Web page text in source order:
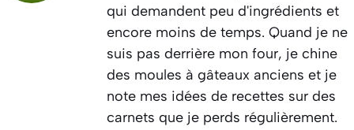
qui demandent peu d'ingrédients et
encore moins de temps. Quand je ne
suis pas derrière mon four, je chine
des moules à gâteaux anciens et je
note mes idées de recettes sur des
carnets que je perds régulièrement.